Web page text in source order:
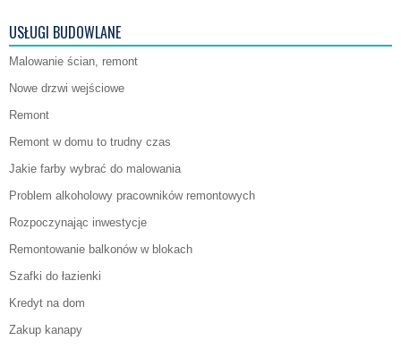
USŁUGI BUDOWLANE
Malowanie ścian, remont
Nowe drzwi wejściowe
Remont
Remont w domu to trudny czas
Jakie farby wybrać do malowania
Problem alkoholowy pracowników remontowych
Rozpoczynając inwestycje
Remontowanie balkonów w blokach
Szafki do łazienki
Kredyt na dom
Zakup kanapy